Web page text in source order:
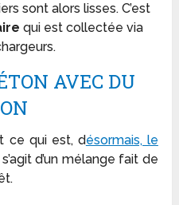
sont alors lisses. C’est
qui est collectée via
AVEC DU
ce qui est, désormais, le
s’agit d’un mélange fait de